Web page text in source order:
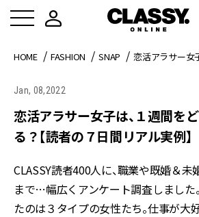
HOME FASHION SNAP 恋活アラサー女
Jan, 08,2022
恋活アラサー女子は、１週間を
る？【読者の７日間リアル実例】
CLASSY読者400人に、職業や既婚＆未
まで…幅広くアンケート調査しました
たのは３タイプの女性たち。仕事が大